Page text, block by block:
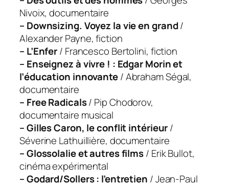
Nivoix, documentaire
– Downsizing. Voyez la vie en grand/
Alexander Payne, fiction
– L’Enfer/ Francesco Bertolini, fiction
– Enseignez à vivre ! : Edgar Morin et
l’éducation innovante/ Abraham Ségal,
documentaire
– Free Radicals/ Pip Chodorov,
documentaire musical
– Gilles Caron, le conflit intérieur/
Séverine Lathuillière, documentaire
– Glossolalie et autres films/ Erik Bullot,
cinéma expérimental
– Godard/Sollers : l’entretien / Jean-Paul